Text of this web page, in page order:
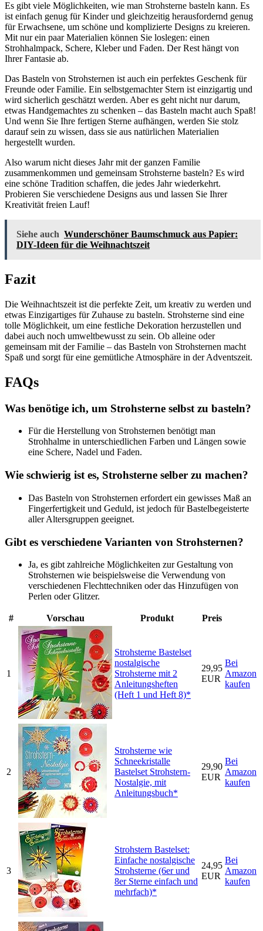
Es gibt viele Möglichkeiten, wie man Strohsterne basteln kann. Es
ist einfach genug für Kinder und gleichzeitig herausfordernd genug
für Erwachsene, um schöne und komplizierte Designs zu kreieren.
Mit nur ein paar Materialien können Sie loslegen: einen
Strohhalmpack, Schere, Kleber und Faden. Der Rest hängt von
Ihrer Fantasie ab.
Das Basteln von Strohsternen ist auch ein perfektes Geschenk für
Freunde oder Familie. Ein selbstgemachter Stern ist einzigartig und
wird sicherlich geschätzt werden. Aber es geht nicht nur darum,
etwas Handgemachtes zu schenken – das Basteln macht auch Spaß!
Und wenn Sie Ihre fertigen Sterne aufhängen, werden Sie stolz
darauf sein zu wissen, dass sie aus natürlichen Materialien
hergestellt wurden.
Also warum nicht dieses Jahr mit der ganzen Familie
zusammenkommen und gemeinsam Strohsterne basteln? Es wird
eine schöne Tradition schaffen, die jedes Jahr wiederkehrt.
Probieren Sie verschiedene Designs aus und lassen Sie Ihrer
Kreativität freien Lauf!
Siehe auch Wunderschöner Baumschmuck aus Papier:
DIY-Ideen für die Weihnachtszeit
Fazit
Die Weihnachtszeit ist die perfekte Zeit, um kreativ zu werden und
etwas Einzigartiges für Zuhause zu basteln. Strohsterne sind eine
tolle Möglichkeit, um eine festliche Dekoration herzustellen und
dabei auch noch umweltbewusst zu sein. Ob alleine oder
gemeinsam mit der Familie – das Basteln von Strohsternen macht
Spaß und sorgt für eine gemütliche Atmosphäre in der Adventszeit.
FAQs
Was benötige ich, um Strohsterne selbst zu basteln?
Für die Herstellung von Strohsternen benötigt man
Strohhalme in unterschiedlichen Farben und Längen sowie
eine Schere, Nadel und Faden.
Wie schwierig ist es, Strohsterne selber zu machen?
Das Basteln von Strohsternen erfordert ein gewisses Maß an
Fingerfertigkeit und Geduld, ist jedoch für Bastelbegeisterte
aller Altersgruppen geeignet.
Gibt es verschiedene Varianten von Strohsternen?
Ja, es gibt zahlreiche Möglichkeiten zur Gestaltung von
Strohsternen wie beispielsweise die Verwendung von
verschiedenen Flechttechniken oder das Hinzufügen von
Perlen oder Glitzer.
# Vorschau Produkt Preis
1
Strohsterne Bastelset
nostalgische
Strohsterne mit 2
Anleitungsheften
(Heft 1 und Heft 8)*
29,95
EUR
Bei
Amazon
kaufen
2
Strohsterne wie
Schneekristalle
Bastelset Strohstern-
Nostalgie, mit
Anleitungsbuch*
29,90
EUR
Bei
Amazon
kaufen
3
Strohstern Bastelset:
Einfache nostalgische
Strohsterne (6er und
8er Sterne einfach und
mehrfach)*
24,95
EUR
Bei
Amazon
kaufen